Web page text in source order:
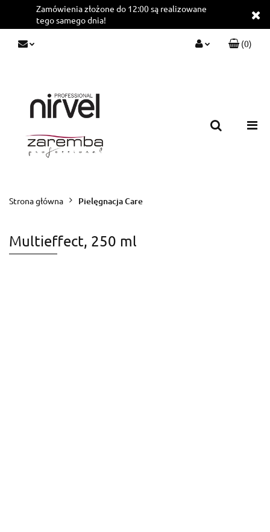
Zamówienia złożone do 12:00 są realizowane
tego samego dnia!
(0)
Strona główna Pielęgnacja Care
Multieffect, 250 ml